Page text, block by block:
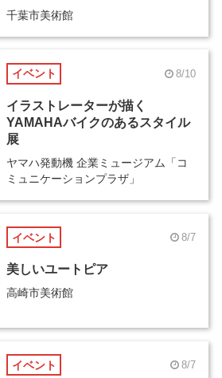
千葉市美術館
イベント 8/10
イラストレーターが描く
YAMAHAバイクのあるスタイル
展
ヤマハ発動機 企業ミュージアム「コ
ミュニケーションプラザ」
イベント 8/7
美しいユートピア
高崎市美術館
イベント 8/7